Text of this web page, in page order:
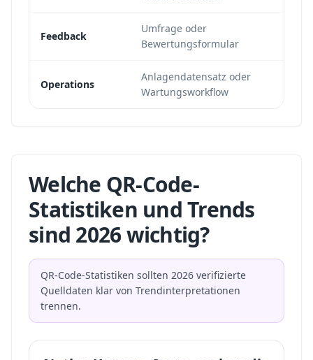
Feedback
Umfrage oder
Bewertungsformular
Operations
Anlagendatensatz oder
Wartungsworkflow
Welche QR-Code-
Statistiken und Trends
sind 2026 wichtig?
QR-Code-Statistiken sollten 2026 verifizierte
Quelldaten klar von Trendinterpretationen
trennen.